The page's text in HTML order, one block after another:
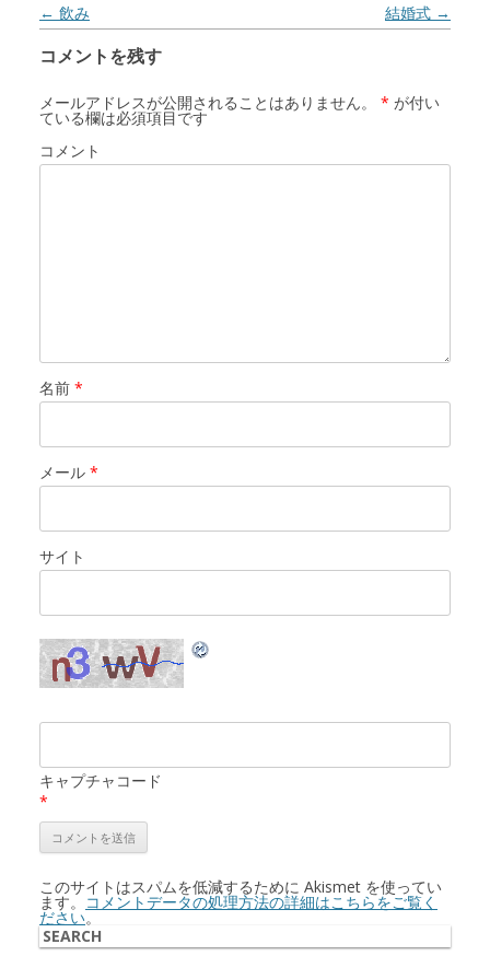
投稿ナビゲーション 結婚式 →
← 飲み
コメントを残す
メールアドレスが公開されることはありません。 * が付い
ている欄は必須項目です
コメント
名前 *
メール *
サイト
キャプチャコード
*
このサイトはスパムを低減するために Akismet を使ってい
ます。 コメントデータの処理方法の詳細はこちらをご覧く
ださい。
SEARCH